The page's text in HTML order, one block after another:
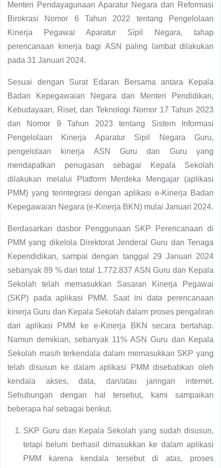
Menteri Pendayagunaan Aparatur Negara dan Reformasi
Birokrasi Nomor 6 Tahun 2022 tentang Pengelolaan
Kinerja Pegawai Aparatur Sipil Negara, tahap
perencanaan kinerja bagi ASN paling lambat dilakukan
pada 31 Januari 2024.
Sesuai dengan Surat Edaran Bersama antara Kepala
Badan Kepegawaian Negara dan Menteri Pendidikan,
Kebudayaan, Riset, dan Teknologi Nomor 17 Tahun 2023
dan Nomor 9 Tahun 2023 tentang Sistem Informasi
Pengelolaan Kinerja Aparatur Sipil Negara Guru,
pengelolaan kinerja ASN Guru dan Guru yang
mendapatkan penugasan sebagai Kepala Sekolah
dilakukan melalui Platform Merdeka Mengajar (aplikasi
PMM) yang terintegrasi dengan aplikasi e-Kinerja Badan
Kepegawaian Negara (e-Kinerja BKN) mulai Januari 2024.
Berdasarkan dasbor Penggunaan SKP Perencanaan di
PMM yang dikelola Direktorat Jenderal Guru dan Tenaga
Kependidikan, sampai dengan tanggal 29 Januari 2024
sebanyak 89 % dari total 1.772.837 ASN Guru dan Kepala
Sekolah telah memasukkan Sasaran Kinerja Pegawai
(SKP) pada aplikasi PMM. Saat ini data perencanaan
kinerja Guru dan Kepala Sekolah dalam proses pengaliran
dari aplikasi PMM ke e-Kinerja BKN secara bertahap.
Namun demikian, sebanyak 11% ASN Guru dan Kepala
Sekolah masih terkendala dalam memasukkan SKP yang
telah disusun ke dalam aplikasi PMM disebabkan oleh
kendala akses, data, dan/atau jaringan internet.
Sehubungan dengan hal tersebut, kami sampaikan
beberapa hal sebagai berikut.
SKP Guru dan Kepala Sekolah yang sudah disusun,
tetapi belum berhasil dimasukkan ke dalam aplikasi
PMM karena kendala tersebut di atas, proses